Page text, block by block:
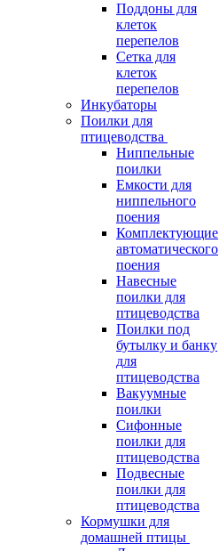
Поддоны для
клеток
перепелов
Сетка для
клеток
перепелов
Инкубаторы
Поилки для
птицеводства
Ниппельные
поилки
Емкости для
ниппельного
поения
Комплектующие
автоматического
поения
Навесные
поилки для
птицеводства
Поилки под
бутылку и банку
для
птицеводства
Вакуумные
поилки
Сифонные
поилки для
птицеводства
Подвесные
поилки для
птицеводства
Кормушки для
домашней птицы